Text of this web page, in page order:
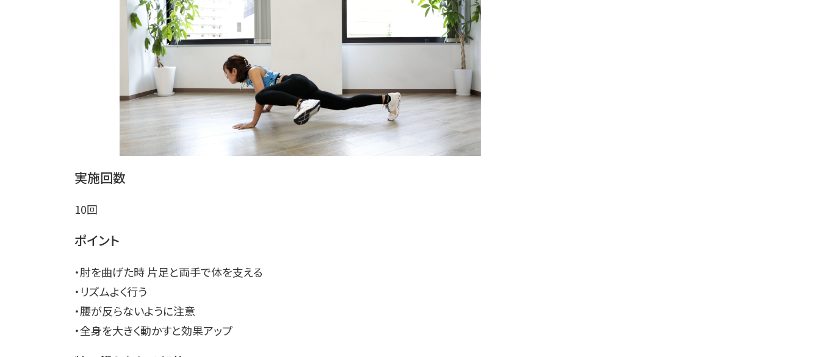
実施回数
10回
ポイント
・肘を曲げた時 片足と両手で体を支える
・リズムよく行う
・腰が反らないように注意
・全身を大きく動かすと効果アップ